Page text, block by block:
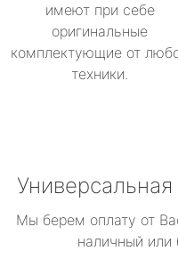
имеют при себе
оригинальные
комплектующие от
техники.
Мы берем оплату от
наличный или